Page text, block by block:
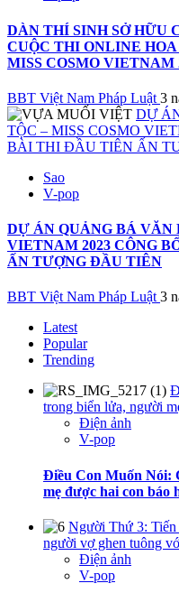
DÀN THÍ SINH SỞ HỮU
CUỘC THI ONLINE
MISS COSMO VIETNAM
BBT Việt Nam Pháp Luật 3
DỰ
TỘC – MISS COSMO
BÀI THI ĐẦU TIÊN ẤN
Sao
V-pop
DỰ ÁN QUẢNG BÁ VĂN
VIETNAM 2023 CÔNG
ẤN TƯỢNG ĐẦU TIÊN
BBT Việt Nam Pháp Luật 3
Latest
Popular
Trending
trong biển lửa, người
Điện ảnh
V-pop
Điều Con Muốn Nói:
mẹ được hai con báo
Người Thứ 3:
người vợ ghen tuông
Điện ảnh
V-pop